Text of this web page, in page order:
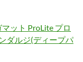
ット ProLite プロ
ダルジ(ディープパ